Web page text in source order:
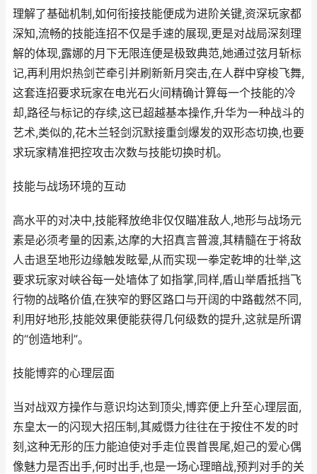
理解了基础机制,如何衔接技能便成为进阶关键,资深玩家都
深知,流畅的技能连招不仅是手速的展现,更是对战局深刻理
解的体现,露娜的月下无限连便是极致典范,她通过弦月斩标
记,再利用炽热剑芒牵引并刷新新月突击,在人群中穿梭飞舞,
这套连招要求玩家在电光石火间精确计算每一个技能的冷
却,路径与标记的存续,这已超越基本操作,升华为一种战斗的
艺术,类似的,花木兰轻剑沉默接重剑爆发的双形态切换,也要
求玩家精准把控攻击次数与技能切换时机。
技能与战场环境的互动
高水平的对决中,技能释放绝非仅仅瞄准敌人,地形与战场元
素是必须考量的因素,达摩的大招真言普渡,其精髓在于将敌
人击退至地形边缘触发眩晕,从而实现一拳定乾坤的壮举,这
要求玩家对峡谷每一处墙体了如指掌,同样,盾山举盾抵挡飞
行物的战略价值,在狭窄的野区路口与开阔的中路截然不同,
利用好地形,技能效果便能获得几何级数的提升,这就是所谓
的“创造地利”。
技能博弈的心理层面
当对战双方操作与意识均达到顶尖,博弈便上升至心理层面,
东皇太一的闪现大招压制,其威慑力往往在于按住不发的时
刻,这种无形的压力能迫使对手走位畏首畏尾,妲己的爱心偶
像魅力是否出手,何时出手,也是一场心理暗战,预判对手的关